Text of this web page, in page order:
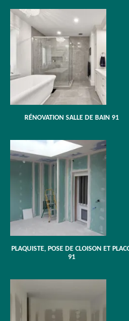
RÉNOVATION SALLE DE BAIN 91
PLAQUISTE, POSE DE CLOISON ET
91